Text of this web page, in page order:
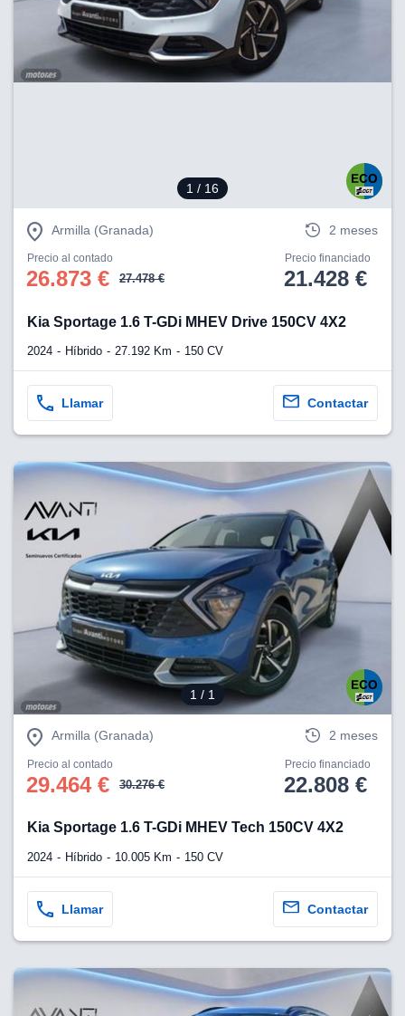
1 / 16
Armilla (Granada) 2 meses
Precio al contado
26.873 € 27.478 €
Precio financiado
21.428 €
Kia Sportage 1.6 T-GDi MHEV Drive 150CV 4X2
2024 Híbrido 27.192 Km 150 CV
Llamar Contactar
1 / 1
Armilla (Granada) 2 meses
Precio al contado
29.464 € 30.276 €
Precio financiado
22.808 €
Kia Sportage 1.6 T-GDi MHEV Tech 150CV 4X2
2024 Híbrido 10.005 Km 150 CV
Llamar Contactar